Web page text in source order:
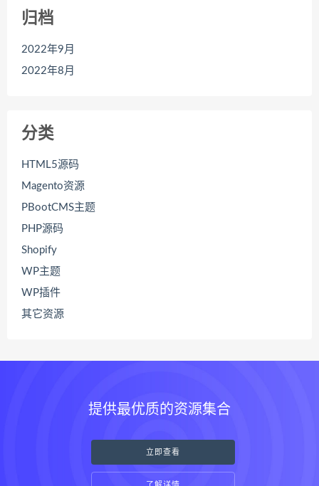
归档
2022年9月
2022年8月
分类
HTML5源码
Magento资源
PBootCMS主题
PHP源码
Shopify
WP主题
WP插件
其它资源
提供最优质的资源集合
立即查看